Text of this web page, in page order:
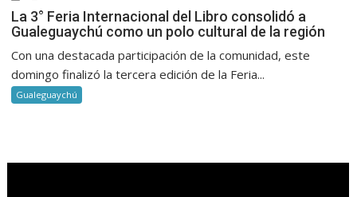
La 3° Feria Internacional del Libro consolidó a
Gualeguaychú como un polo cultural de la región
Con una destacada participación de la comunidad, este
domingo finalizó la tercera edición de la Feria...
Gualeguaychú